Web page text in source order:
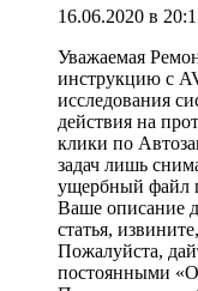
16.06.2020 в
Уважаемая
инструкцию с
исследования
действия на
клики по
задач лишь
ущербный файл
Ваше описание
статья,
Пожалуйста,
постоянными